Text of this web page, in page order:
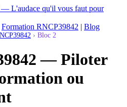
— L'audace qu'il vous faut pour
Formation RNCP39842 | Blog
› Bloc 2
— Piloter
ou